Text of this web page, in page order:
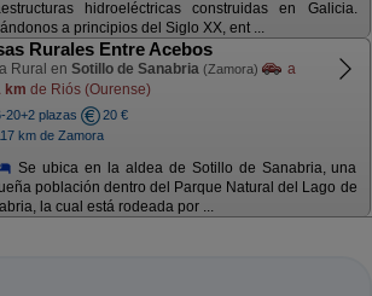
hidroeléctricas construidas en Galicia.
a principios del Siglo XX, ent ...
Rurales Entre Acebos
Rural en Sotillo de Sanabria (Zamora)
a
km de Riós (Ourense)
20+2 plazas
20 €
km de Zamora
Se ubica en la aldea de Sotillo de Sanabria, una
población dentro del Parque Natural del Lago de
la cual está rodeada por ...